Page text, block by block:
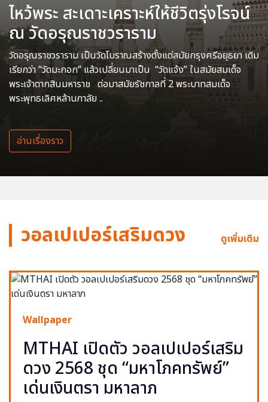
ไหว้พระ สะเดาะเคราะห์ให้ชีวิตรุ่งโรจน์
ณ วัดอรุณราชวราราม
วัดอรุณราชวราราม เป็นวัดโบราณสร้างตั้งแต่สมัยกรุงศรีอยุธยา เดิม
เรียกว่า “วัดมะกอก” แล้วเปลี่ยนมาเป็น “วัดแจ้ง” ในสมัยสมเด็จ
พระเจ้าตากสินมหาราช ต่อมาสมัยรัชกาลที่ 2 พระบาทสมเด็จ
พระพุทธเลิศหล้านภาลัย ..
อ่านเรื่องราว
วอลเปเปอร์เสริมดวง ดูเพิ่มเติม
Wallpaper
MTHAI เปิดตัว วอลเปเปอร์เสริม
ดวง 2568 ชุด “มหาโภคทรัพย์”
เด่นเงินตรา มหาลาภ